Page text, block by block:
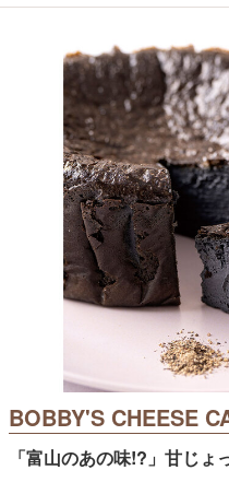
BOBBY'S CHEESE
「富山のあの味!?」甘じょ